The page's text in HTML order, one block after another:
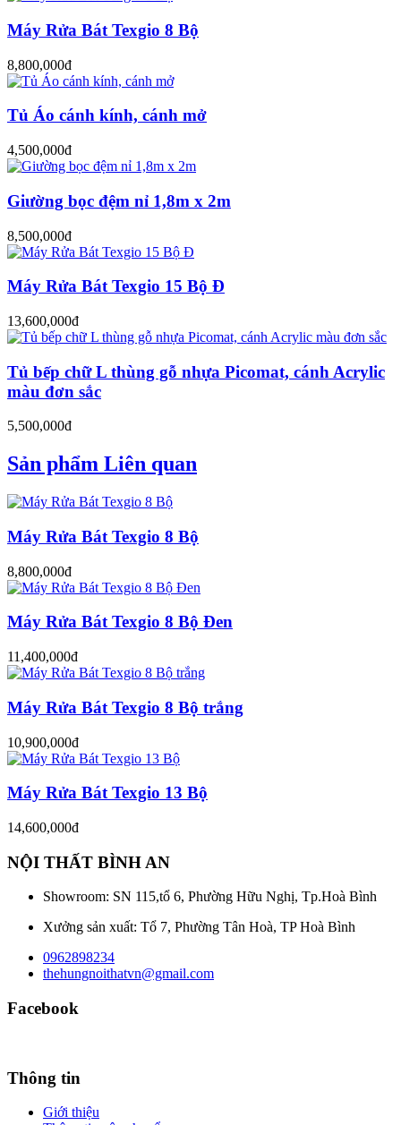
Máy Rửa Bát Texgio 8 Bộ
8,800,000đ
Tủ Áo cánh kính, cánh mở
4,500,000đ
Giường bọc đệm nỉ 1,8m x 2m
8,500,000đ
Máy Rửa Bát Texgio 15 Bộ Đ
13,600,000đ
Tủ bếp chữ L thùng gỗ nhựa Picomat, cánh Acrylic
màu đơn sắc
5,500,000đ
Sản phẩm Liên quan
Máy Rửa Bát Texgio 8 Bộ
8,800,000đ
Máy Rửa Bát Texgio 8 Bộ Đen
11,400,000đ
Máy Rửa Bát Texgio 8 Bộ trắng
10,900,000đ
Máy Rửa Bát Texgio 13 Bộ
14,600,000đ
NỘI THẤT BÌNH AN
Showroom: SN 115,tổ 6, Phường Hữu Nghị, Tp.Hoà Bình
Xưởng sản xuất: Tổ 7, Phường Tân Hoà, TP Hoà Bình
0962898234
thehungnoithatvn@gmail.com
Facebook
Thông tin
Giới thiệu